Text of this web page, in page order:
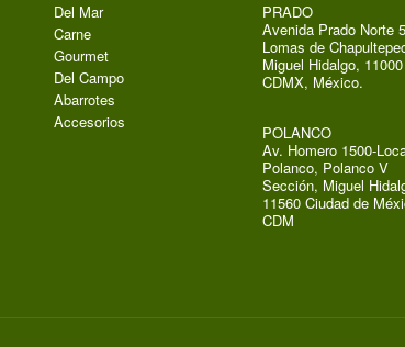
Del Mar
Carne
Gourmet
Del Campo
Abarrotes
Accesorios
PRADO
Avenida Prado Norte
Lomas de
Miguel Hidalgo, 11000
CDMX, México.
POLANCO
Av. Homero 1500-
Polanco, Polanco V
Sección, Miguel
11560 Ciudad de
CDM